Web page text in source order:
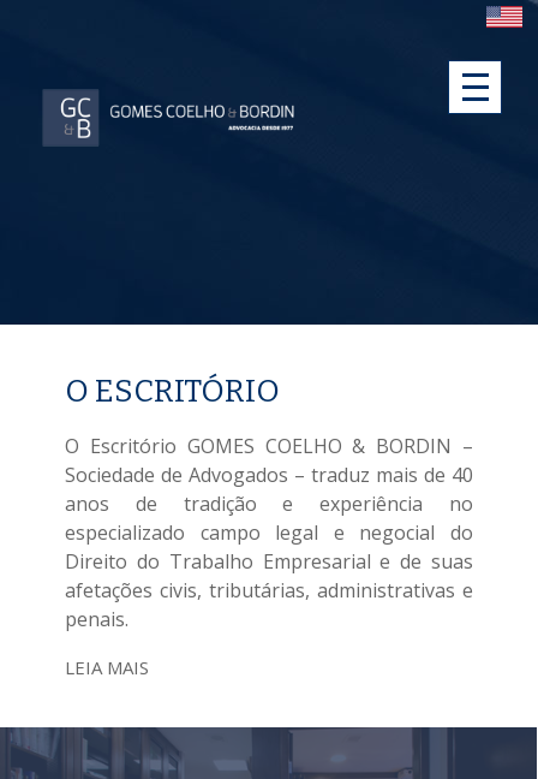
O ESCRITÓRIO
O Escritório GOMES COELHO & BORDIN –
Sociedade de Advogados – traduz mais de 40
anos de tradição e experiência no
especializado campo legal e negocial do
Direito do Trabalho Empresarial e de suas
afetações civis, tributárias, administrativas e
penais.
LEIA MAIS